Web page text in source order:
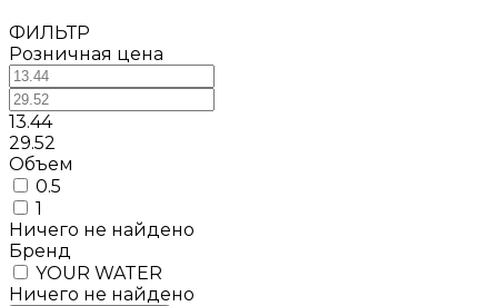
ФИЛЬТР
Розничная цена
13.44
29.52
Объем
0.5
1
Ничего не найдено
Бренд
YOUR WATER
Ничего не найдено